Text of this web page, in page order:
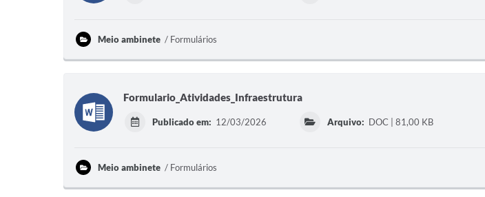
Meio ambinete Formulários
Formulario_Atividades_Infraestrutura
Publicado em: 12/03/2026 Arquivo: DOC | 81,00 KB
Meio ambinete Formulários